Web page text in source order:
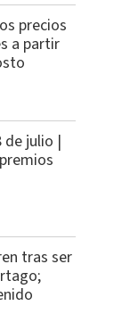
precios
a partir
de julio |
tras ser